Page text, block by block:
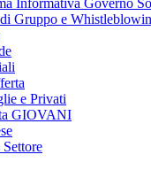
Informativa Governo
Gruppo e
e Privati
GIOVANI